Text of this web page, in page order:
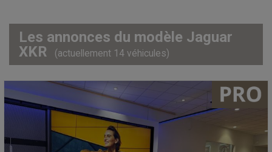
Les annonces du modèle Jaguar
XKR
(actuellement 14 véhicules)